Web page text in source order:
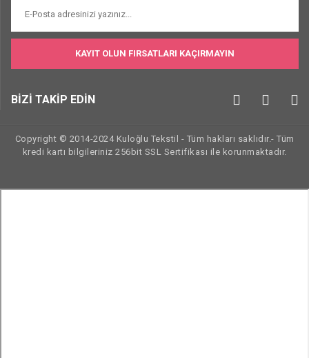
KAYIT OLUN FIRSATLARI KAÇIRMAYIN
BİZİ TAKİP EDİN
Copyright © 2014-2024 Kuloğlu Tekstil - Tüm hakları saklıdır.- Tüm
kredi kartı bilgileriniz 256bit SSL Sertifikası ile korunmaktadır.